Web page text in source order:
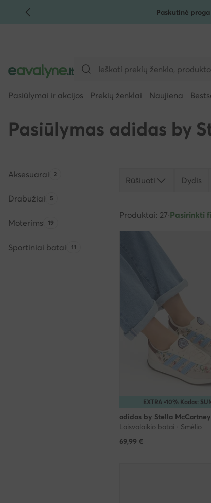
PEREITI PRIE PAGRINDINIO TURINIOPaskutinė
Pasiūlymai ir akcijos Prekių ženklai Naujiena
Pasiūlymas adidas by
Aksesuarai Produktų skaičius:
2
Drabužiai Produktų skaičius:
5
Moterims Produktų skaičius:
19
Sportiniai batai Produktų skaičius:
11
Rūšiuoti Dydis
Produktai: 27·Pasirinkti
EXTRA -10% Kodas:
adidas by Stella McCartney
Laisvalaikio batai · Smėlio
69,99 €